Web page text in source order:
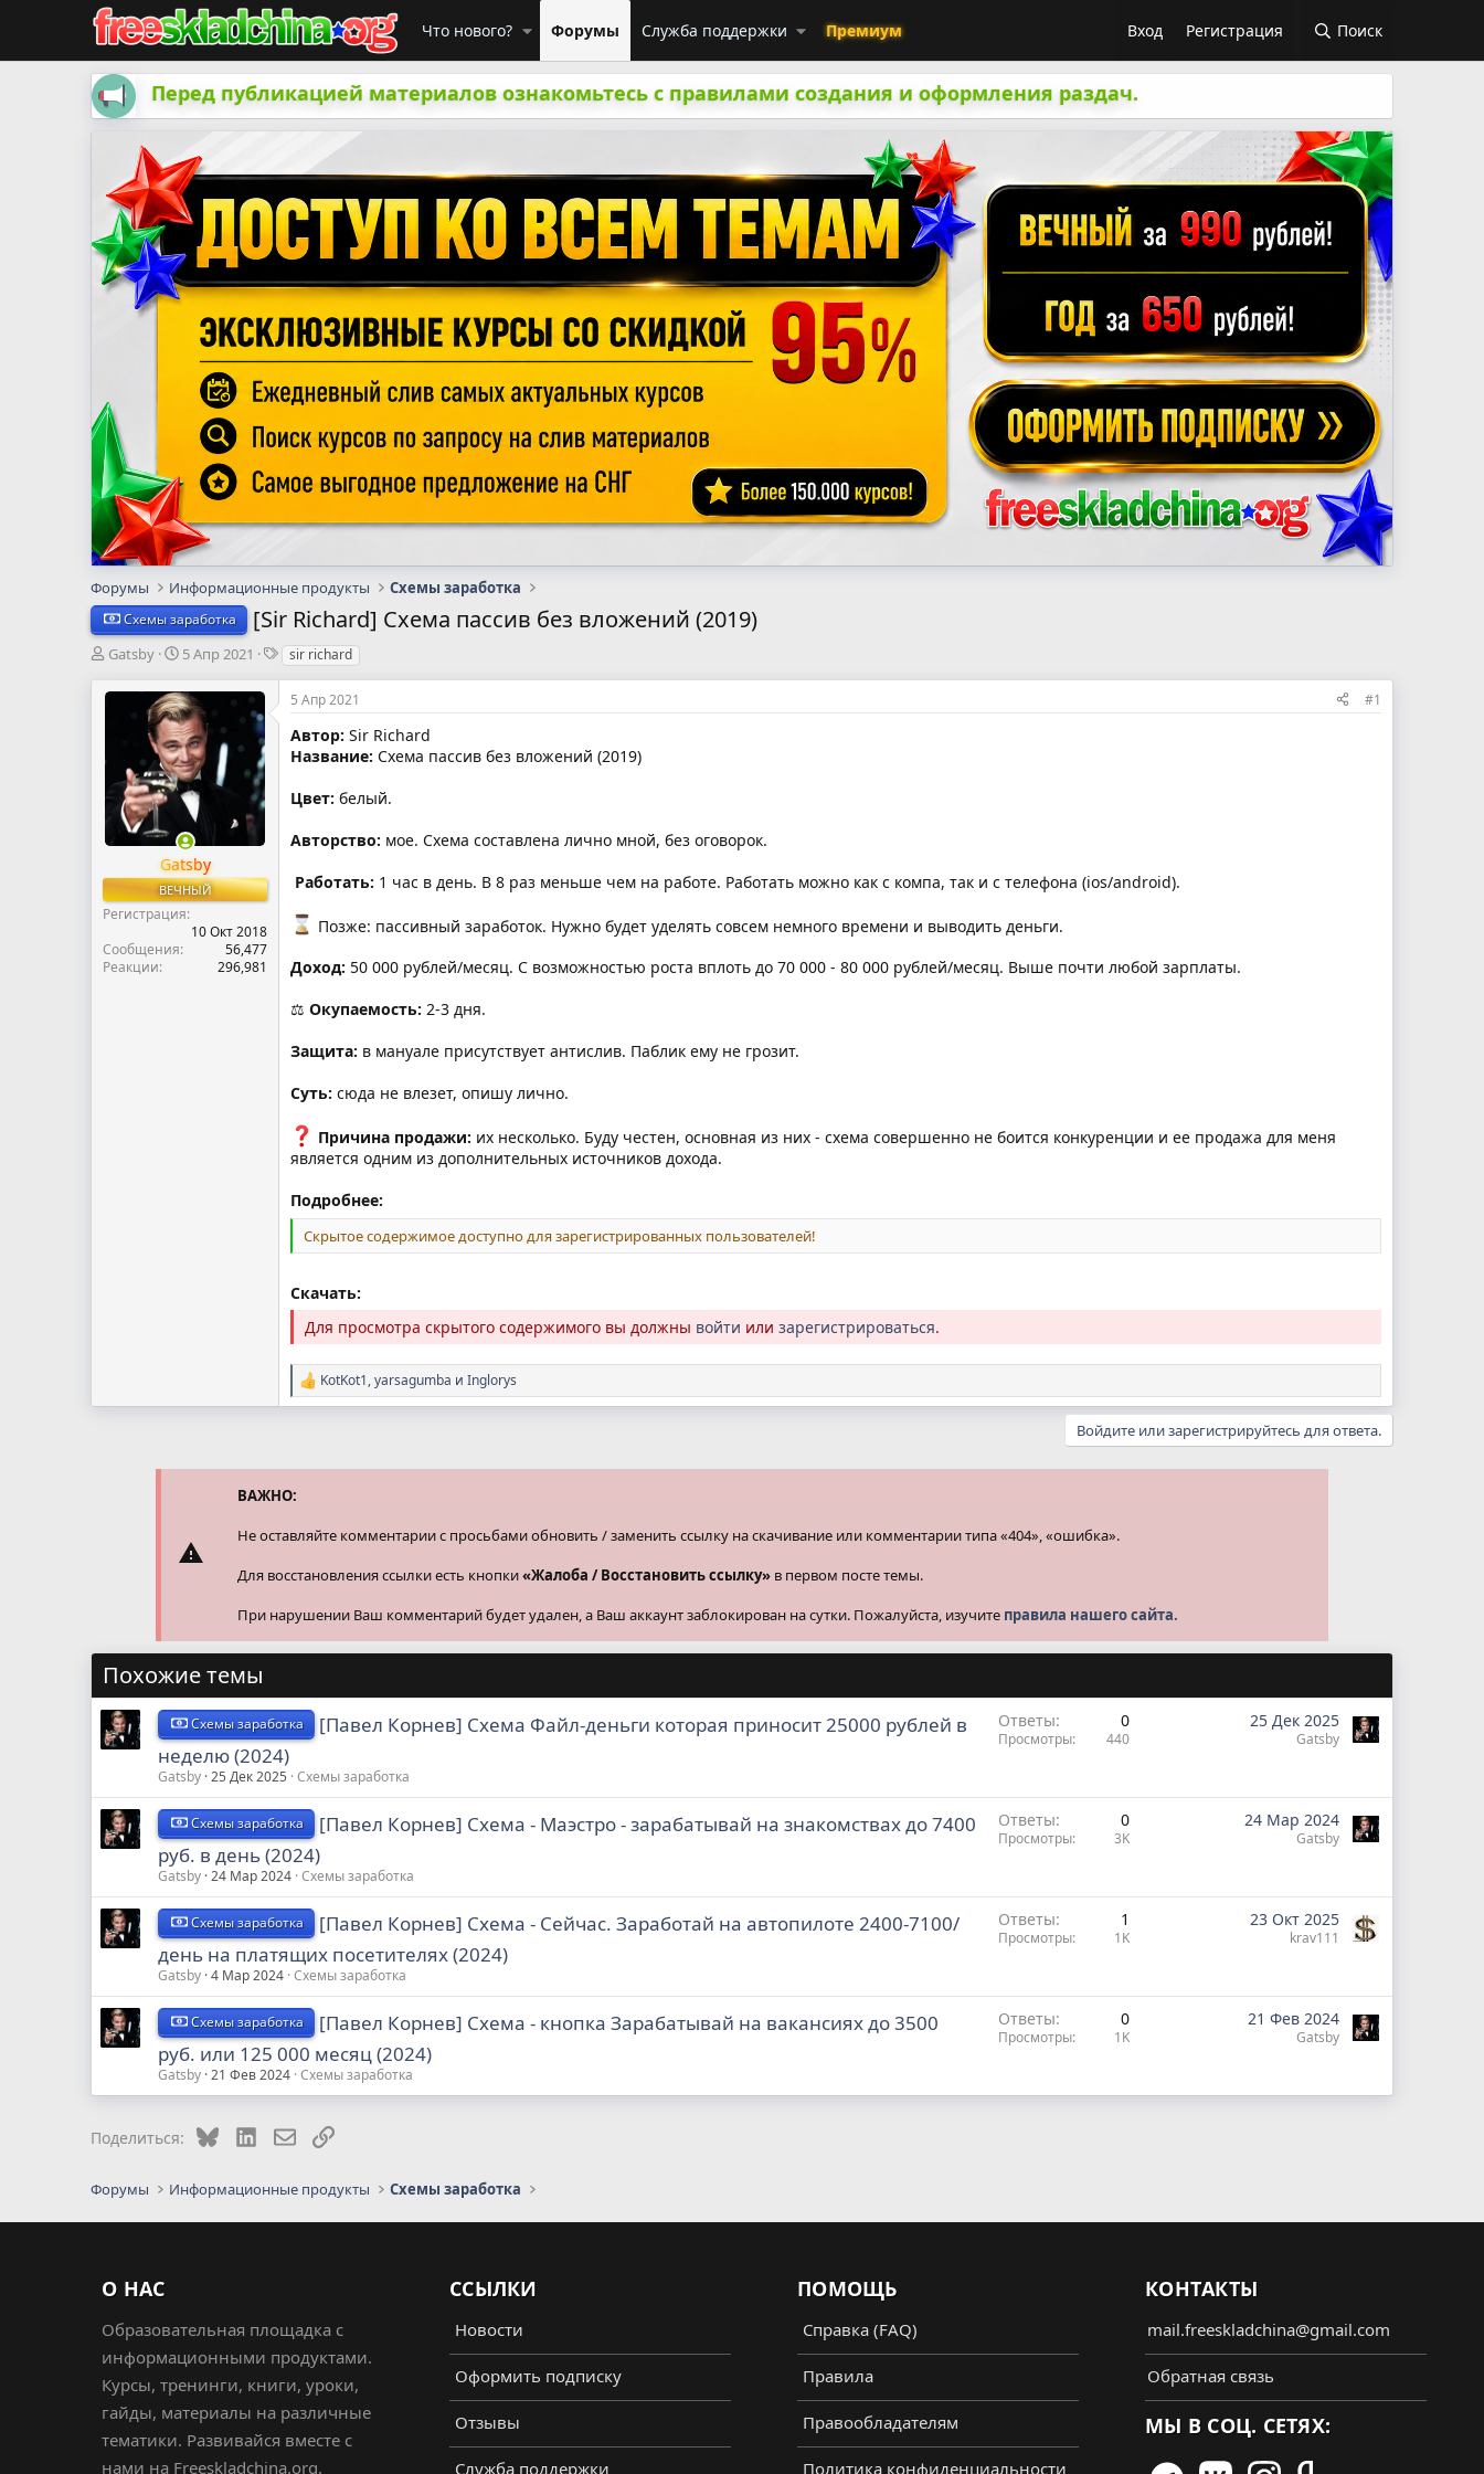
Что нового? Форумы Служба поддержки Премиум Вход Регистрация Поиск
Перед публикацией материалов ознакомьтесь с правилами создания и оформления раздач.
Форумы Информационные продукты Схемы заработка
Схемы заработка [Sir Richard] Схема пассив без вложений (2019)
А
т
м
Gatsby
Д
т
а
н
а
ч
а
л
а
5 Апр 2021
Тsir richard
Gatsby
ВЕЧНЫЙ
Регистрация
10 Окт 2018
Сообщения
56,477
Реакции
296,981
5 Апр 2021 #1
Автор: Sir Richard
Название: Схема пассив без вложений (2019)
Цвет: белый.
Авторство: мое. Схема составлена лично мной, без оговорок.
Работать: 1 час в день. В 8 раз меньше чем на работе. Работать можно как с компа, так и с телефона (ios/android).
Позже: пассивный заработок. Нужно будет уделять совсем немного времени и выводить деньги.
Доход: 50 000 рублей/месяц. С возможностью роста вплоть до 70 000 - 80 000 рублей/месяц. Выше почти любой зарплаты.
⚖ Окупаемость: 2-3 дня.
Защита: в мануале присутствует антислив. Паблик ему не грозит.
Суть: сюда не влезет, опишу лично.
Причина продажи: их несколько. Буду честен, основная из них - схема совершенно не боится конкуренции и ее продажа для меня
является одним из дополнительных источников дохода.
Подробнее:
Скрытое содержимое доступно для зарегистрированных пользователей!
Скачать:
Для просмотра скрытого содержимого вы должны войти или зарегистрироваться.
Р
е
и
KotKot1,yarsagumba и Inglorys
Войдите или зарегистрируйтесь для ответа.
ВАЖНО:
Не оставляйте комментарии с просьбами обновить / заменить ссылку на скачивание или комментарии типа «404», «ошибка».
Для восстановления ссылки есть кнопки«Жалоба / Восстановить ссылку» в первом посте темы.
При нарушении Ваш комментарий будет удален, а Ваш аккаунт заблокирован на сутки. Пожалуйста, изучите правила нашего сайта.
Похожие темы
Схемы заработка
[Павел Корнев] Схема Файл-деньги которая приносит 25000 рублей в
неделю (2024)
Gatsby 25 Дек 2025 Схемы заработка
Ответы 0
Просмотры 440
25 Дек 2025
Gatsby
Схемы заработка
[Павел Корнев] Схема - Маэстро - зарабатывай на знакомствах до 7400
руб. в день (2024)
Gatsby 24 Мар 2024 Схемы заработка
Ответы 0
Просмотры 3K
24 Мар 2024
Gatsby
Схемы заработка
[Павел Корнев] Схема - Сейчас. Заработай на автопилоте 2400-7100/
день на платящих посетителях (2024)
Gatsby 4 Мар 2024 Схемы заработка
Ответы 1
Просмотры 1K
23 Окт 2025
krav111
Схемы заработка
[Павел Корнев] Схема - кнопка Зарабатывай на вакансиях до 3500
руб. или 125 000 месяц (2024)
Gatsby 21 Фев 2024 Схемы заработка
Ответы 0
Просмотры 1K
21 Фев 2024
Gatsby
Поделиться: BlueskyLinkedInЭлектронная почта
Ссылка
Форумы Информационные продукты Схемы заработка
О НАС
Образовательная площадка с
информационными продуктами.
Курсы, тренинги, книги, уроки,
гайды, материалы на различные
тематики. Развивайся вместе с
нами на Freeskladchina.org.
ССЫЛКИ
Новости
Оформить подписку
Отзывы
Служба поддержки
ПОМОЩЬ
Справка (FAQ)
Правила
Правообладателям
Политика конфиденциальности
КОНТАКТЫ
mail.freeskladchina@gmail.com
Обратная связь
МЫ В СОЦ. СЕТЯХ: